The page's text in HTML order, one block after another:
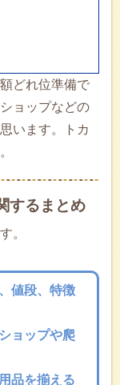
どれ位準備で
ョップなどの
います。トカ
するまとめ
。
値段、特徴
ョップや爬
品を揃える